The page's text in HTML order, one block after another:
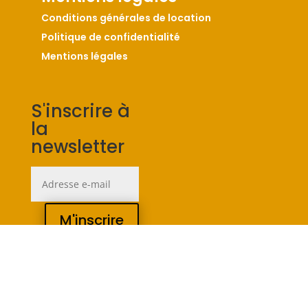
Conditions générales de location
Politique de confidentialité
Mentions légales
S'inscrire à
la
newsletter
M'inscrire